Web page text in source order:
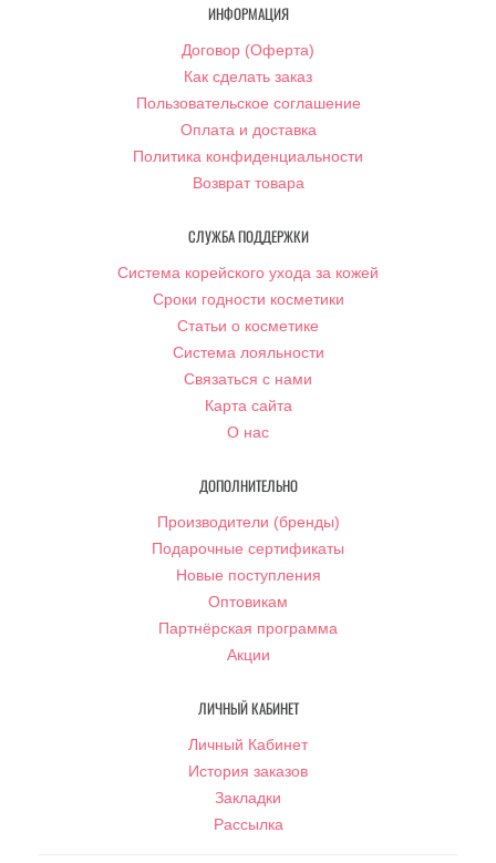
ИНФОРМАЦИЯ
Договор (Оферта)
Как сделать заказ
Пользовательское соглашение
Оплата и доставка
Политика конфиденциальности
Возврат товара
СЛУЖБА ПОДДЕРЖКИ
Система корейского ухода за кожей
Сроки годности косметики
Статьи о косметике
Система лояльности
Связаться с нами
Карта сайта
О нас
ДОПОЛНИТЕЛЬНО
Производители (бренды)
Подарочные сертификаты
Новые поступления
Оптовикам
Партнёрская программа
Акции
ЛИЧНЫЙ КАБИНЕТ
Личный Кабинет
История заказов
Закладки
Рассылка